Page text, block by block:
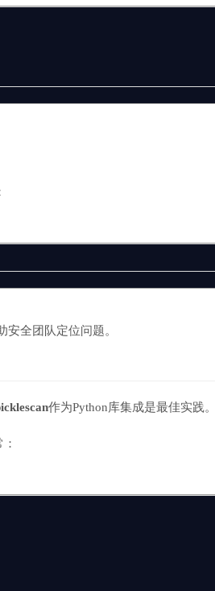
安全团队定位问题。
作为Python库集成是最佳实践。